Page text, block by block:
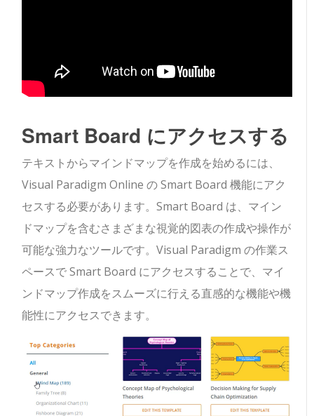
Smart Board にアクセスする
テキストからマインドマップを作成を始めるには、
Visual Paradigm Online の Smart Board 機能にアク
セスする必要があります。Smart Board は、マイン
ドマップを含むさまざまな視覚的図表の作成や操作が
可能な強力なツールです。Visual Paradigm の作業ス
ペースで Smart Board にアクセスすることで、マイ
ンドマップ作成をスムーズに行える直感的な機能や機
能性にアクセスできます。